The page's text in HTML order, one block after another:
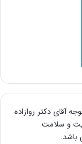
آقای دکتر روازاده
و سلامت
باشد.